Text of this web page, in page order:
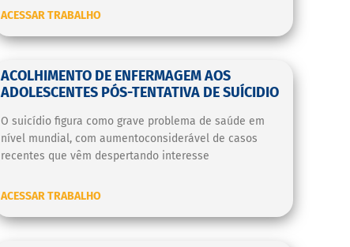
ACESSAR TRABALHO
ACOLHIMENTO DE ENFERMAGEM AOS
ADOLESCENTES PÓS-TENTATIVA DE SUÍCIDIO
O suicídio figura como grave problema de saúde em
nível mundial, com aumentoconsiderável de casos
recentes que vêm despertando interesse
ACESSAR TRABALHO